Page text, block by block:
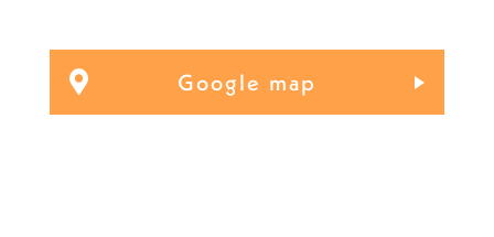
Google map